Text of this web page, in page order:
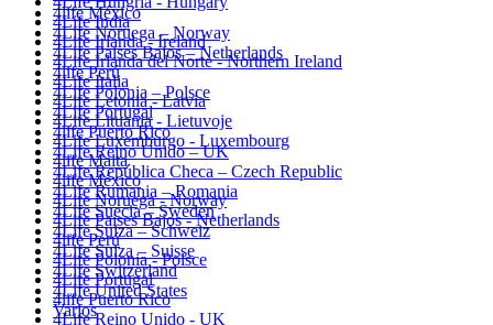
4life México
4Life Noruega – Norway
4Life Paises Bajos – Netherlands
4life Perú
4Life Polonia – Polsce
4Life Portugal
4life Puerto Rico
4Life Reino Unido – UK
4Life República Checa – Czech Republic
4Life Rumania – Romania
4Life Suecia – Sweden
4Life Suiza – Schweiz
4Life Suiza – Suisse
4Life Switzerland
4Life United States
Varios
4Life India
4Life Irlanda - Ireland
4Life Irlanda del Norte - Northern Ireland
4Life Italia
4Life Letonia - Latvia
4Life Lituania - Lietuvoje
4Life Luxemburgo - Luxembourg
4life Malta
4life México
4Life Noruega - Norway
4Life Paises Bajos - Netherlands
4life Perú
4Life Polonia - Polsce
4Life Portugal
4life Puerto Rico
4Life Reino Unido - UK